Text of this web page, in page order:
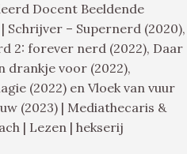
Docent Beeldende
Schrijver – Supernerd (2020),
2: forever nerd (2022), Daar
drankje voor (2022),
(2022) en Vloek van vuur
(2023) | Mediathecaris &
| Lezen | hekserij